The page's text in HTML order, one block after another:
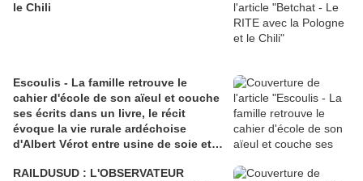
le Chili
Escoulis - La famille retrouve le
cahier d'école de son aïeul et couche
ses écrits dans un livre, le récit
évoque la vie rurale ardéchoise
d'Albert Vérot entre usine de soie et
RAILDUSUD : L'OBSERVATEUR